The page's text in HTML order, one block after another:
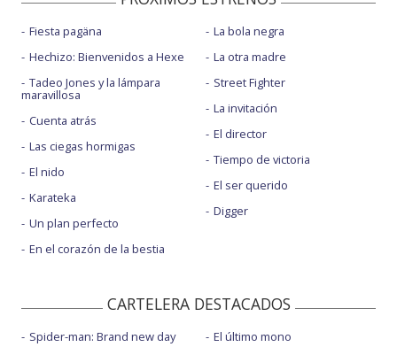
Fiesta pagäna
Hechizo: Bienvenidos a Hexe
Tadeo Jones y la lámpara
maravillosa
Cuenta atrás
Las ciegas hormigas
El nido
Karateka
Un plan perfecto
En el corazón de la bestia
La bola negra
La otra madre
Street Fighter
La invitación
El director
Tiempo de victoria
El ser querido
Digger
CARTELERA DESTACADOS
Spider-man: Brand new day
El último mono